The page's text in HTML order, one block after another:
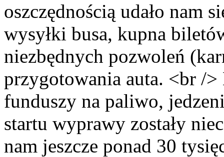
oszczędnością udało nam
wysyłki busa, kupna
niezbędnych pozwoleń
przygotowania auta. <br /
funduszy na paliwo,
startu wyprawy zostały
nam jeszcze ponad 30